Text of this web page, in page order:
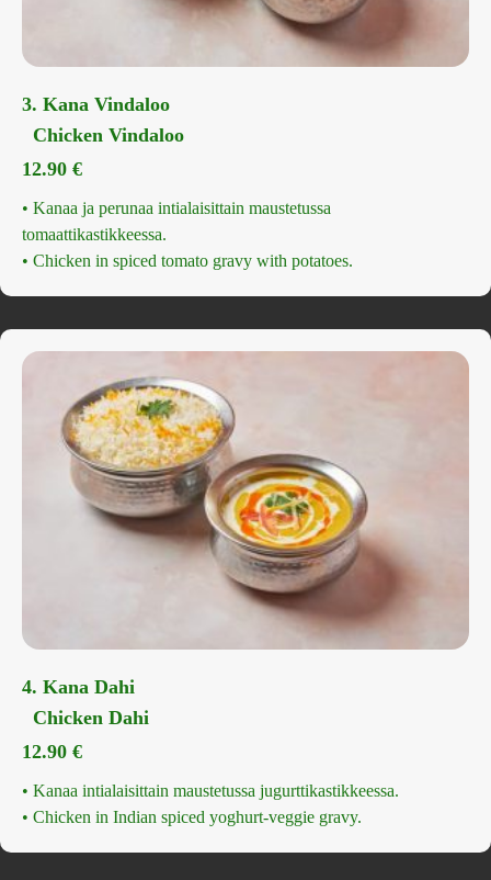
3. Kana Vindaloo
Chicken Vindaloo
12.90 €
• Kanaa ja perunaa intialaisittain maustetussa
tomaattikastikkeessa.
• Chicken in spiced tomato gravy with potatoes.
4. Kana Dahi
Chicken Dahi
12.90 €
• Kanaa intialaisittain maustetussa jugurttikastikkeessa.
• Chicken in Indian spiced yoghurt-veggie gravy.